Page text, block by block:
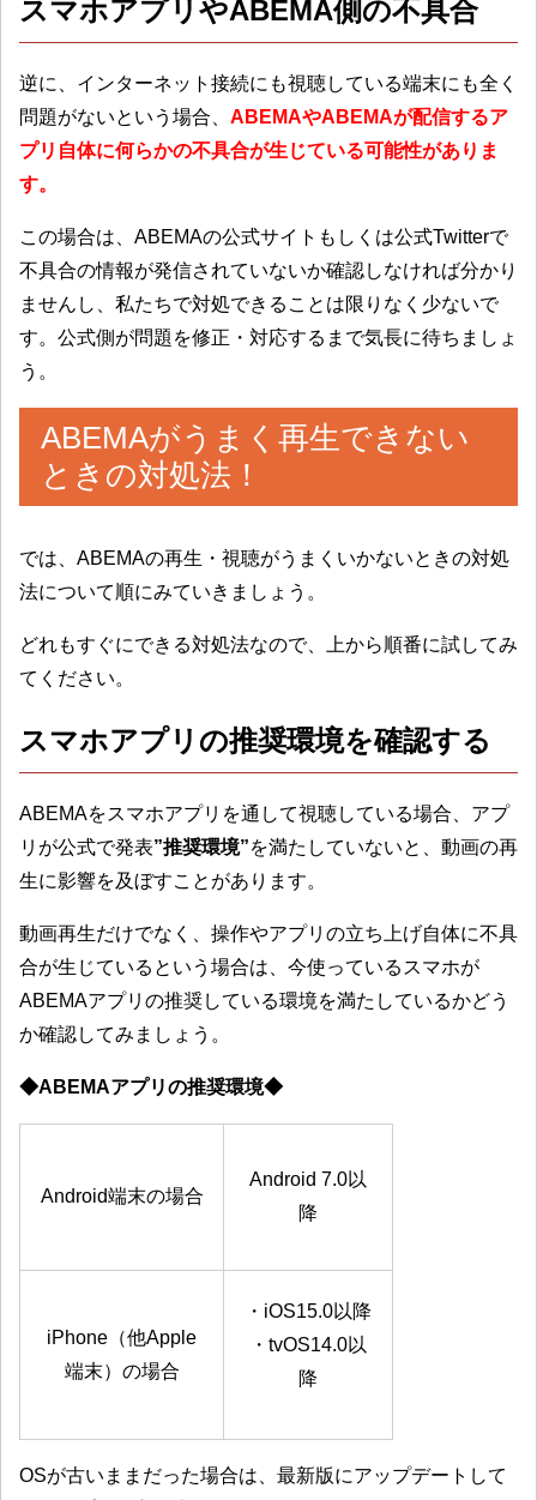
スマホアプリやABEMA側の不具合
逆に、インターネット接続にも視聴している端末にも全く
問題がないという場合、 ABEMAやABEMAが配信するア
プリ自体に何らかの不具合が生じている可能性がありま
す。
この場合は、ABEMAの公式サイトもしくは公式Twitterで
不具合の情報が発信されていないか確認しなければ分かり
ませんし、私たちで対処できることは限りなく少ないで
す。公式側が問題を修正・対応するまで気長に待ちましょ
う。
ABEMAがうまく再生できない
ときの対処法！
では、ABEMAの再生・視聴がうまくいかないときの対処
法について順にみていきましょう。
どれもすぐにできる対処法なので、上から順番に試してみ
てください。
スマホアプリの推奨環境を確認する
ABEMAをスマホアプリを通して視聴している場合、アプ
リが公式で発表”推奨環境”を満たしていないと、動画の再
生に影響を及ぼすことがあります。
動画再生だけでなく、操作やアプリの立ち上げ自体に不具
合が生じているという場合は、今使っているスマホが
ABEMAアプリの推奨している環境を満たしているかどう
か確認してみましょう。
◆ABEMAアプリの推奨環境◆
Android端末の場合
Android 7.0以
降
iPhone（他Apple
端末）の場合
・iOS15.0以降
・tvOS14.0以
降
OSが古いままだった場合は、最新版にアップデートして